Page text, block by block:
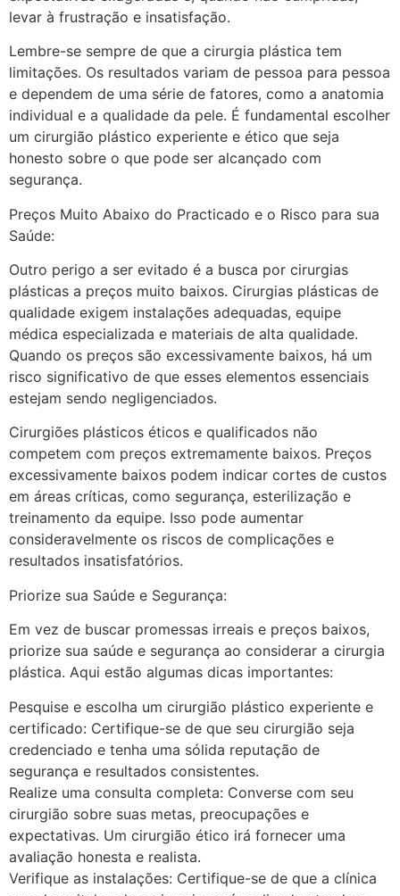
levar à frustração e insatisfação.
Lembre-se sempre de que a cirurgia plástica tem
limitações. Os resultados variam de pessoa para pessoa
e dependem de uma série de fatores, como a anatomia
individual e a qualidade da pele. É fundamental escolher
um cirurgião plástico experiente e ético que seja
honesto sobre o que pode ser alcançado com
segurança.
Preços Muito Abaixo do Practicado e o Risco para sua
Saúde:
Outro perigo a ser evitado é a busca por cirurgias
plásticas a preços muito baixos. Cirurgias plásticas de
qualidade exigem instalações adequadas, equipe
médica especializada e materiais de alta qualidade.
Quando os preços são excessivamente baixos, há um
risco significativo de que esses elementos essenciais
estejam sendo negligenciados.
Cirurgiões plásticos éticos e qualificados não
competem com preços extremamente baixos. Preços
excessivamente baixos podem indicar cortes de custos
em áreas críticas, como segurança, esterilização e
treinamento da equipe. Isso pode aumentar
consideravelmente os riscos de complicações e
resultados insatisfatórios.
Priorize sua Saúde e Segurança:
Em vez de buscar promessas irreais e preços baixos,
priorize sua saúde e segurança ao considerar a cirurgia
plástica. Aqui estão algumas dicas importantes:
Pesquise e escolha um cirurgião plástico experiente e
certificado: Certifique-se de que seu cirurgião seja
credenciado e tenha uma sólida reputação de
segurança e resultados consistentes.
Realize uma consulta completa: Converse com seu
cirurgião sobre suas metas, preocupações e
expectativas. Um cirurgião ético irá fornecer uma
avaliação honesta e realista.
Verifique as instalações: Certifique-se de que a clínica